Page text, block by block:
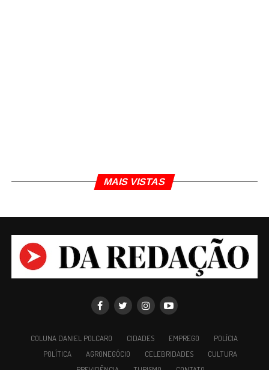
MAIS VISTAS
COLUNA DANIEL POLCARO CIDADES EMPREGO
POLÍCIA
POLÍTICA
AGRONEGÓCIO CELEBRIDADES
CULTURA